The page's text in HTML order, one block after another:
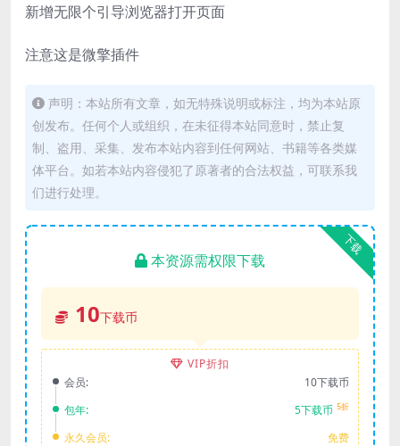
新增无限个引导浏览器打开页面
注意这是微擎插件
声明：本站所有文章，如无特殊说明或标注，均为本站原
创发布。任何个人或组织，在未征得本站同意时，禁止复
制、盗用、采集、发布本站内容到任何网站、书籍等各类媒
体平台。如若本站内容侵犯了原著者的合法权益，可联系我
们进行处理。
下载
本资源需权限下载
10下载币
VIP折扣
会员:
10下载币
包年:
5下载币 5折
永久会员: 免费